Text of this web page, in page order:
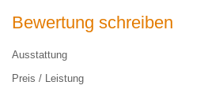
Bewertung schreiben
Ausstattung
Preis / Leistung